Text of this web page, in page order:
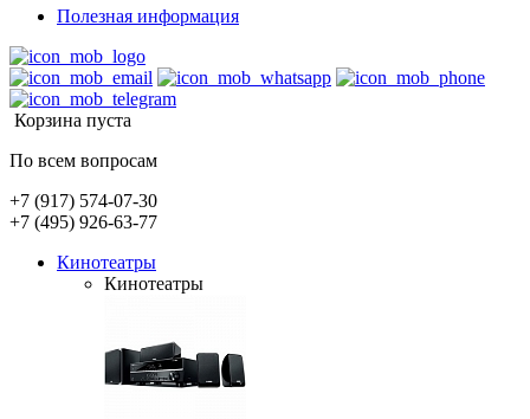
Полезная информация
Корзина пуста
По всем вопросам
+7 (917) 574-07-30
+7 (495) 926-63-77
Кинотеатры
Кинотеатры